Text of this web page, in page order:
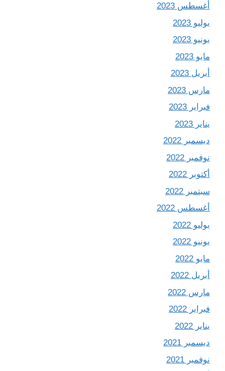
أغسطس 2023
يوليو 2023
يونيو 2023
مايو 2023
أبريل 2023
مارس 2023
فبراير 2023
يناير 2023
ديسمبر 2022
نوفمبر 2022
أكتوبر 2022
سبتمبر 2022
أغسطس 2022
يوليو 2022
يونيو 2022
مايو 2022
أبريل 2022
مارس 2022
فبراير 2022
يناير 2022
ديسمبر 2021
نوفمبر 2021